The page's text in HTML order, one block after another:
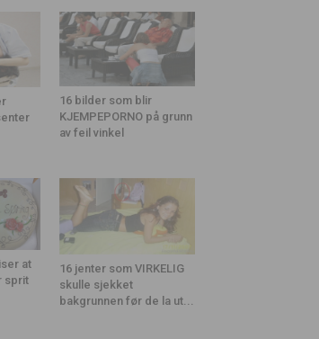
16 bilder som blir
KJEMPEPORNO på grunn
av feil vinkel
at
sprit
16 jenter som VIRKELIG
skulle sjekket
bakgrunnen før de la ut...